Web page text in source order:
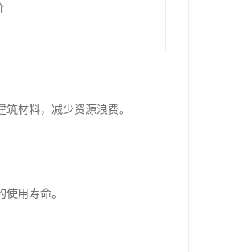
材料，减少资源浪费。
用寿命。